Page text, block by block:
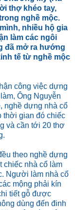
thợ khéo tay,
nghề mộc.
nhiều hộ gia
làm các ngôi
đã mở ra hướng
tế từ nghề mộc
công việc dựng
Ông Nguyễn
nghề dựng nhà cổ
thời gian đó chiếc
và cần tới 20 thợ
theo nghề dựng
chiếc nhà cổ làm
Người làm nhà cổ
mộng phải kín
tiết gỗ được
dùng đến đinh